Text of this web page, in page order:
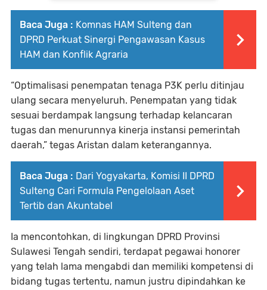
Baca Juga : Komnas HAM Sulteng dan
DPRD Perkuat Sinergi Pengawasan Kasus
HAM dan Konflik Agraria
“Optimalisasi penempatan tenaga P3K perlu ditinjau
ulang secara menyeluruh. Penempatan yang tidak
sesuai berdampak langsung terhadap kelancaran
tugas dan menurunnya kinerja instansi pemerintah
daerah,” tegas Aristan dalam keterangannya.
Baca Juga : Dari Yogyakarta, Komisi II DPRD
Sulteng Cari Formula Pengelolaan Aset
Tertib dan Akuntabel
Ia mencontohkan, di lingkungan DPRD Provinsi
Sulawesi Tengah sendiri, terdapat pegawai honorer
yang telah lama mengabdi dan memiliki kompetensi di
bidang tugas tertentu, namun justru dipindahkan ke